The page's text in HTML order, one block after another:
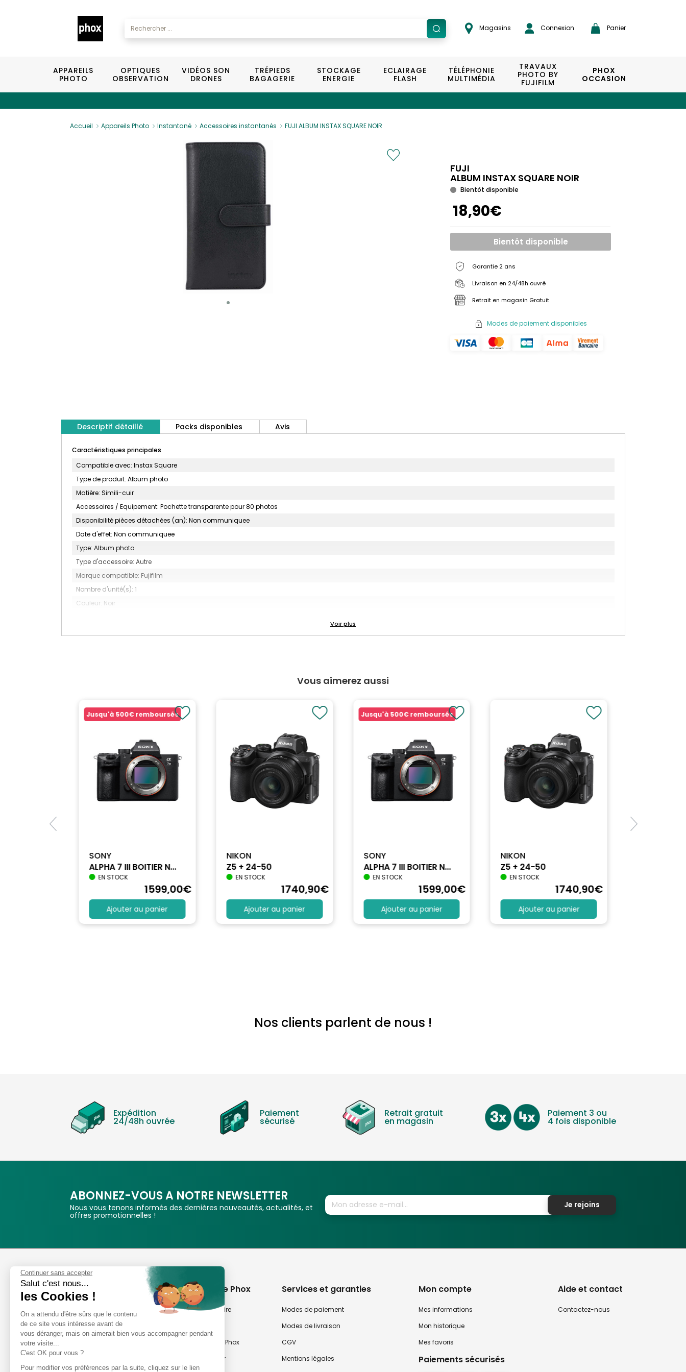
Magasins Connexion Panier
APPAREILS
PHOTO
OPTIQUES
OBSERVATION
VIDÉOS SON
DRONES
TRÉPIEDS
BAGAGERIE
STOCKAGE
ENERGIE
ECLAIRAGE
FLASH
TÉLÉPHONIE
MULTIMÉDIA
TRAVAUX
PHOTO BY
FUJIFILM
PHOX
OCCASION
Accueil Appareils Photo Instantané Accessoires instantanés FUJI ALBUM INSTAX SQUARE NOIR
FUJI
ALBUM INSTAX SQUARE NOIR
Bientôt disponible
18,90€
Bientôt disponible
Garantie 2 ans
Livraison en 24/48h ouvré
Retrait en magasin Gratuit
Modes de paiement disponibles
Descriptif détaillé Packs disponibles Avis
Caractéristiques principales
Compatible avec: Instax Square
Type de produit: Album photo
Matière: Simili-cuir
Accessoires / Equipement: Pochette transparente pour 80 photos
Disponibilité pièces détachées (an): Non communiquee
Date d'effet: Non communiquee
Type: Album photo
Type d'accessoire: Autre
Marque compatible: Fujifilm
Nombre d'unité(s): 1
Couleur: Noir
Vous aimerez aussi
Jusqu'à 500€ remboursés
SONY
ALPHA 7 III BOITIER N...
EN STOCK
1599,00€
Ajouter au panier
NIKON
Z5 + 24-50
EN STOCK
1740,90€
Ajouter au panier
Jusqu'à 500€ remboursés
SONY
ALPHA 7 III BOITIER N...
EN STOCK
1599,00€
Ajouter au panier
NIKON
Z5 + 24-50
EN STOCK
1740,90€
Ajouter au panier
Nos clients parlent de nous !
Expédition
24/48h ouvrée
Paiement
sécurisé
Retrait gratuit
en magasin
Paiement 3 ou
4 fois disponible
ABONNEZ-VOUS A NOTRE NEWSLETTER
Nous vous tenons informés des dernières nouveautés, actualités, et
offres promotionnelles !
Je rejoins
Phox
Spécialiste de l'image
Suivez-nous
Avis clients
8,2/10 Avis vérifiés
A propos de Phox
Notre savoir-faire
Nos magasins Phox
Notre newsletter
Services et garanties
Modes de paiement
Modes de livraison
CGV
Mentions légales
Mon compte
Mes informations
Mon historique
Mes favoris
Paiements sécurisés
Aide et contact
Contactez-nous
Continuer sans accepter
Salut c'est nous...
les Cookies !
On a attendu d'être sûrs que le contenu
de ce site vous intéresse avant de
vous déranger, mais on aimerait bien vous accompagner pendant
votre visite...
C'est OK pour vous ?
Pour modifier vos préférences par la suite, cliquez sur le lien